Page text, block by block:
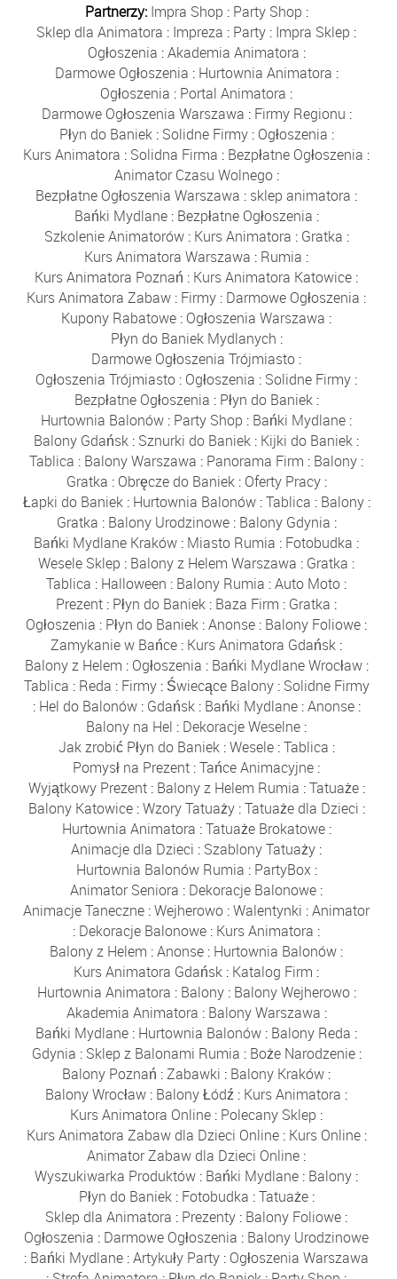
Partnerzy: Impra Shop : Party Shop :
Sklep dla Animatora : Impreza : Party : Impra Sklep :
Ogłoszenia :Akademia Animatora :
Darmowe Ogłoszenia : Hurtownia Animatora :
Ogłoszenia : Portal Animatora :
Darmowe Ogłoszenia Warszawa : Firmy Regionu :
Płyn do Baniek: Solidne Firmy: Ogłoszenia :
Kurs Animatora : Solidna Firma : Bezpłatne Ogłoszenia :
Animator Czasu Wolnego:
Bezpłatne Ogłoszenia Warszawa : sklep animatora :
Bańki Mydlane: Bezpłatne Ogłoszenia :
Szkolenie Animatorów: Kurs Animatora : Gratka :
Kurs Animatora Warszawa : Rumia :
Kurs Animatora Poznań : Kurs Animatora Katowice :
Kurs Animatora Zabaw : Firmy : Darmowe Ogłoszenia :
Kupony Rabatowe : Ogłoszenia Warszawa :
Płyn do Baniek Mydlanych :
Darmowe Ogłoszenia Trójmiasto :
Ogłoszenia Trójmiasto : Ogłoszenia : Solidne Firmy :
Bezpłatne Ogłoszenia : Płyn do Baniek:
Hurtownia Balonów : Party Shop : Bańki Mydlane :
Balony Gdańsk : Sznurki do Baniek : Kijki do Baniek :
Tablica : Balony Warszawa : Panorama Firm : Balony :
Gratka : Obręcze do Baniek: Oferty Pracy:
Łapki do Baniek: Hurtownia Balonów:Tablica : Balony:
Gratka : Balony Urodzinowe: Balony Gdynia :
Bańki Mydlane Kraków : Miasto Rumia : Fotobudka :
Wesele Sklep : Balony z Helem Warszawa : Gratka :
Tablica : Halloween : Balony Rumia :Auto Moto :
Prezent : Płyn do Baniek : Baza Firm : Gratka :
Ogłoszenia : Płyn do Baniek :Anonse : Balony Foliowe :
Zamykanie w Bańce : Kurs Animatora Gdańsk :
Balony z Helem : Ogłoszenia : Bańki Mydlane Wrocław:
Tablica : Reda : Firmy: Świecące Balony: Solidne Firmy
: Hel do Balonów: Gdańsk: Bańki Mydlane:Anonse:
Balony na Hel : Dekoracje Weselne :
Jak zrobić Płyn do Baniek:Wesele:Tablica :
Pomysł na Prezent :Tańce Animacyjne :
Wyjątkowy Prezent: Balony z Helem Rumia :Tatuaże:
Balony Katowice:Wzory Tatuaży:Tatuaże dla Dzieci :
Hurtownia Animatora :Tatuaże Brokatowe:
Animacje dla Dzieci : Szablony Tatuaży :
Hurtownia Balonów Rumia : PartyBox:
Animator Seniora : Dekoracje Balonowe :
Animacje Taneczne :Wejherowo :Walentynki :Animator
: Dekoracje Balonowe : Kurs Animatora :
Balony z Helem :Anonse : Hurtownia Balonów :
Kurs Animatora Gdańsk : Katalog Firm :
Hurtownia Animatora : Balony: Balony Wejherowo:
Akademia Animatora : Balony Warszawa :
Bańki Mydlane : Hurtownia Balonów : Balony Reda :
Gdynia : Sklep z Balonami Rumia : Boże Narodzenie:
Balony Poznań :Zabawki : Balony Kraków :
Balony Wrocław : Balony Łódź : Kurs Animatora :
Kurs Animatora Online : Polecany Sklep :
Kurs Animatora Zabaw dla Dzieci Online: Kurs Online:
Animator Zabaw dla Dzieci Online :
Wyszukiwarka Produktów : Bańki Mydlane : Balony :
Płyn do Baniek: Fotobudka :Tatuaże:
Sklep dla Animatora : Prezenty : Balony Foliowe :
Ogłoszenia : Darmowe Ogłoszenia : Balony Urodzinowe
: Bańki Mydlane :Artykuły Party : Ogłoszenia Warszawa